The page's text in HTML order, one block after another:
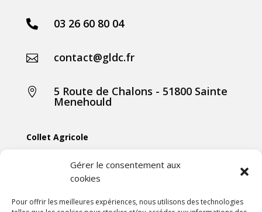
Gérer le consentement aux
cookies
Pour offrir les meilleures expériences, nous utilisons des technologies
 03 26 60 80 04
 contact@gldc.fr
 5 Route de Chalons - 51800 Sainte
Menehould
Collet Agricole
Collet Motoculture
Collet Élevage